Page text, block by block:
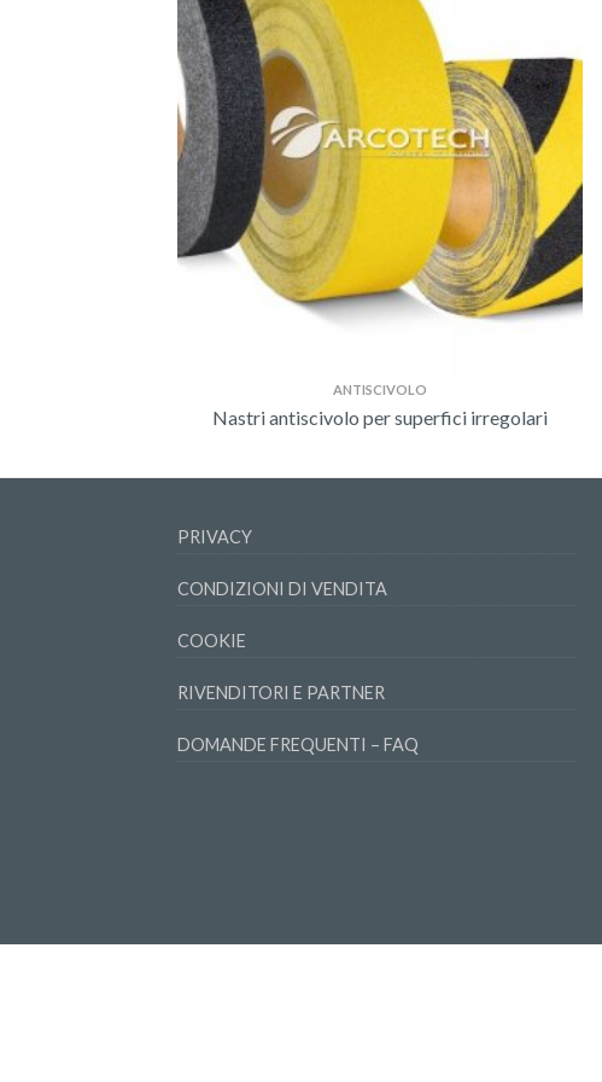
ANTISCIVOLO
Nastri antiscivolo per superfici irregolari
PRIVACY
CONDIZIONI DI VENDITA
COOKIE
RIVENDITORI E PARTNER
DOMANDE FREQUENTI – FAQ